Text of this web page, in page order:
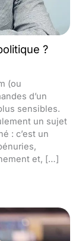
?
(ou
d’un
sensibles.
un sujet
: c’est un
et, […]